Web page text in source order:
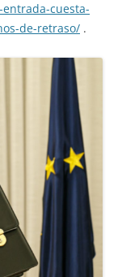
cuesta-
de-retraso/ .